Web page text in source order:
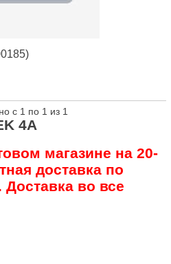
с 1 по 1 из 1
4А
магазине на 20-
доставка по
во все